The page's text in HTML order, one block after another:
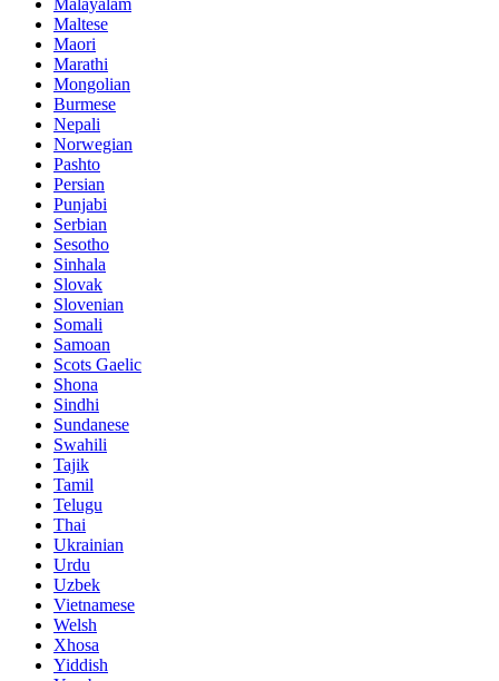
Malayalam
Maltese
Maori
Marathi
Mongolian
Burmese
Nepali
Norwegian
Pashto
Persian
Punjabi
Serbian
Sesotho
Sinhala
Slovak
Slovenian
Somali
Samoan
Scots Gaelic
Shona
Sindhi
Sundanese
Swahili
Tajik
Tamil
Telugu
Thai
Ukrainian
Urdu
Uzbek
Vietnamese
Welsh
Xhosa
Yiddish